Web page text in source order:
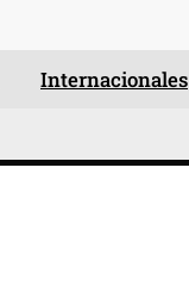
Internacionales